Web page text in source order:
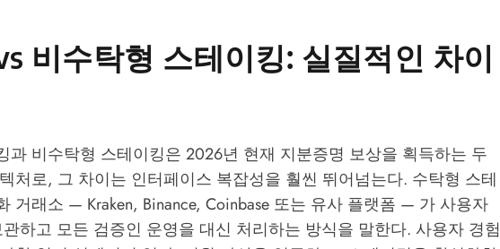
비수탁형 스테이킹: 실질적인 차이
과 비수탁형 스테이킹은 2026년 현재 지분증명 보상을 획득하는 두
처로, 그 차이는 인터페이스 복잡성을 훨씬 뛰어넘는다. 수탁형 스테
거래소 — Kraken, Binance, Coinbase 또는 유사 플랫폼 — 가 사용자
하고 모든 검증인 운영을 대신 처리하는 방식을 말한다. 사용자 경험